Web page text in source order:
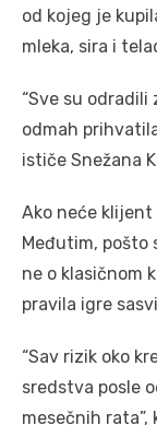
od kojeg je
mleka, sira i
“Sve su
odmah
ističe Snežana
Ako neće
Međutim, pošto
ne o klasičnom
pravila igre
“Sav rizik oko
sredstva posle
mesečnih rata”,